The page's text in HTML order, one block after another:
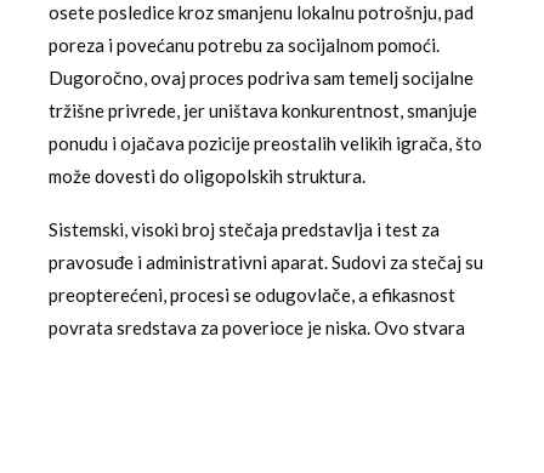
osete posledice kroz smanjenu lokalnu potrošnju, pad
poreza i povećanu potrebu za socijalnom pomoći.
Dugoročno, ovaj proces podriva sam temelj socijalne
tržišne privrede, jer uništava konkurentnost, smanjuje
ponudu i ojačava pozicije preostalih velikih igrača, što
može dovesti do oligopolskih struktura.
Sistemski, visoki broj stečaja predstavlja i test za
pravosuđe i administrativni aparat. Sudovi za stečaj su
preopterećeni, procesi se odugovlače, a efikasnost
povrata sredstava za poverioce je niska. Ovo stvara